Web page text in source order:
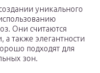
уникального
Они считаются
также элегантности
подходят для
зон.